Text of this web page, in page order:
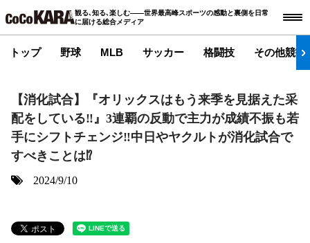
観る､知る､楽しむ――世界最高峰スポーツの感動と裏側を日常
に届ける総合メディア
トップ 野球 MLB サッカー 格闘技 その他競技
【消化試合】『オリックスはもう来季を見据えた采
配をしている‼︎』3連覇の反動で主力が成績不振も若
手にシフトチェンジ‼︎中日やヤクルトが消化試合で
すべきことは⁉︎
2024/9/10